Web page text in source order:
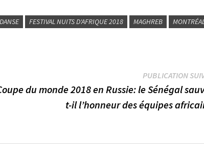
DANSE FESTIVAL NUITS D'AFRIQUE 2018 MAGHREB
PUBLICATION
du monde 2018 en Russie: le Sénégal
t-il l’honneur des équipes